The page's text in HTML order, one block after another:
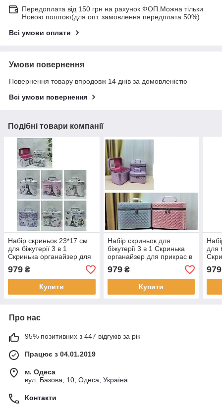
Передоплата від 150 грн на рахунок ФОП.Можна тільки
Новою поштою(для опт. замовлення передплата 50%)
Всі умови оплати
Умови повернення
Повернення товару впродовж 14 днів за домовленістю
Всі умови повернення
Подібні товари компанії
Набір скриньок 23*17 см
для біжутерії 3 в 1
Скринька органайзер для
прикрас в різних кольорах
Nina
979 ₴
Купити
Набір скриньок для
біжутерії 3 в 1 Скринька
органайзер для прикрас в
979₴
Купити
для
Nina
979
Про нас
95% позитивних з 447 відгуків за рік
Працює з 04.01.2019
м. Одеса
вул. Базова, 10, Одеса, Україна
Контакти